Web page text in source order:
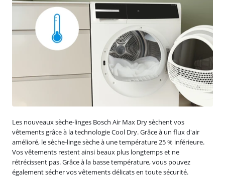
Les nouveaux sèche-linges Bosch Air Max Dry sèchent vos
vêtements grâce à la technologie Cool Dry. Grâce à un flux d'air
amélioré, le sèche-linge sèche à une température 25 % inférieure.
Vos vêtements restent ainsi beaux plus longtemps et ne
rétrécissent pas. Grâce à la basse température, vous pouvez
également sécher vos vêtements délicats en toute sécurité.